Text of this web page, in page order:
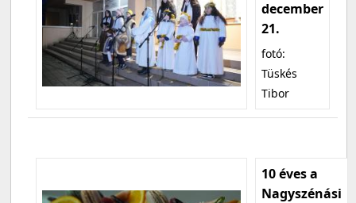
december
21.
fotó:
Tüskés
Tibor
10 éves a
Nagyszénási